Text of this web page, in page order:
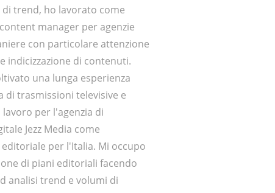
di trend, ho lavorato come
manager per agenzie
con particolare attenzione
indicizzazione di contenuti.
una lunga esperienza
di trasmissioni televisive e
per l'agenzia di
Jezz Media come
per l'Italia. Mi occupo
di piani editoriali facendo
analisi trend e volumi di